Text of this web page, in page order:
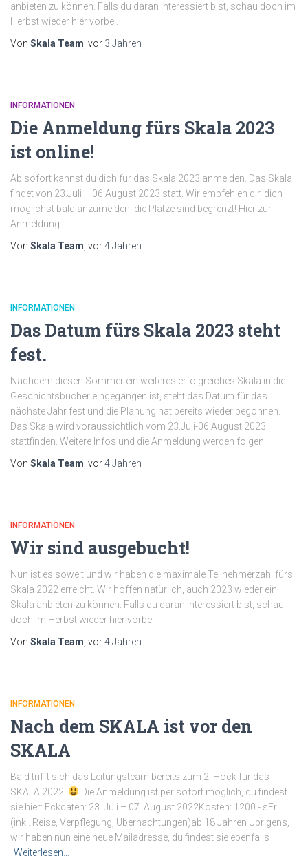
anbieten zu können. Falls du daran interessiert bist, schau doch im
Herbst wieder hier vorbei.
Von Skala Team , vor 3 Jahren
INFORMATIONEN
Die Anmeldung fürs Skala 2023
ist online!
Ab sofort kannst du dich für das Skala 2023 anmelden. Das Skala
findet von 23.Juli – 06.August 2023 statt. Wir empfehlen dir, dich
möglichst bald anzumelden, die Plätze sind begrenzt! Hier zur
Anmeldung.
Von Skala Team , vor4 Jahren
INFORMATIONEN
Das Datum fürs Skala 2023 steht
fest.
Nachdem diesen Sommer ein weiteres erfolgreiches Skala in die
Geschichtsbücher eingegangen ist, steht das Datum für das
nächste Jahr fest und die Planung hat bereits wieder begonnen.
Das Skala wird voraussichtlich vom 23.Juli-06.August 2023
stattfinden. Weitere Infos und die Anmeldung werden folgen.
Von Skala Team , vor4 Jahren
INFORMATIONEN
Wir sind ausgebucht!
Nun ist es soweit und wir haben die maximale Teilnehmerzahl fürs
Skala 2022 erreicht. Wir hoffen natürlich, auch 2023 wieder ein
Skala anbieten zu können. Falls du daran interessiert bist, schau
doch im Herbst wieder hier vorbei.
Von Skala Team , vor4 Jahren
INFORMATIONEN
Nach dem SKALA ist vor den
SKALA
Bald trifft sich das Leitungsteam bereits zum 2. Höck für das
SKALA 2022.
Die Anmeldung ist per sofort moglich, du findest
sie hier: Eckdaten: 23. Juli – 07. August 2022Kosten: 1200.- sFr.
(inkl. Reise, Verpflegung, Übernachtungen)ab 18 Jahren Übrigens,
wir haben nun eine neue Mailadresse, du findest sie ebenfalls
Weiterlesen…